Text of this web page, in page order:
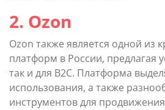
2. Ozon
Ozon также является одной из
платформ в России, предлагая
так и для B2C. Платформа
использования, а также
инструментов для